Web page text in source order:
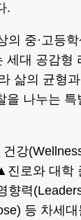
.
의 중·고등
세대 공감형
삶의 균형
을 나누는 특
강
로와 대학
향력
등 차세